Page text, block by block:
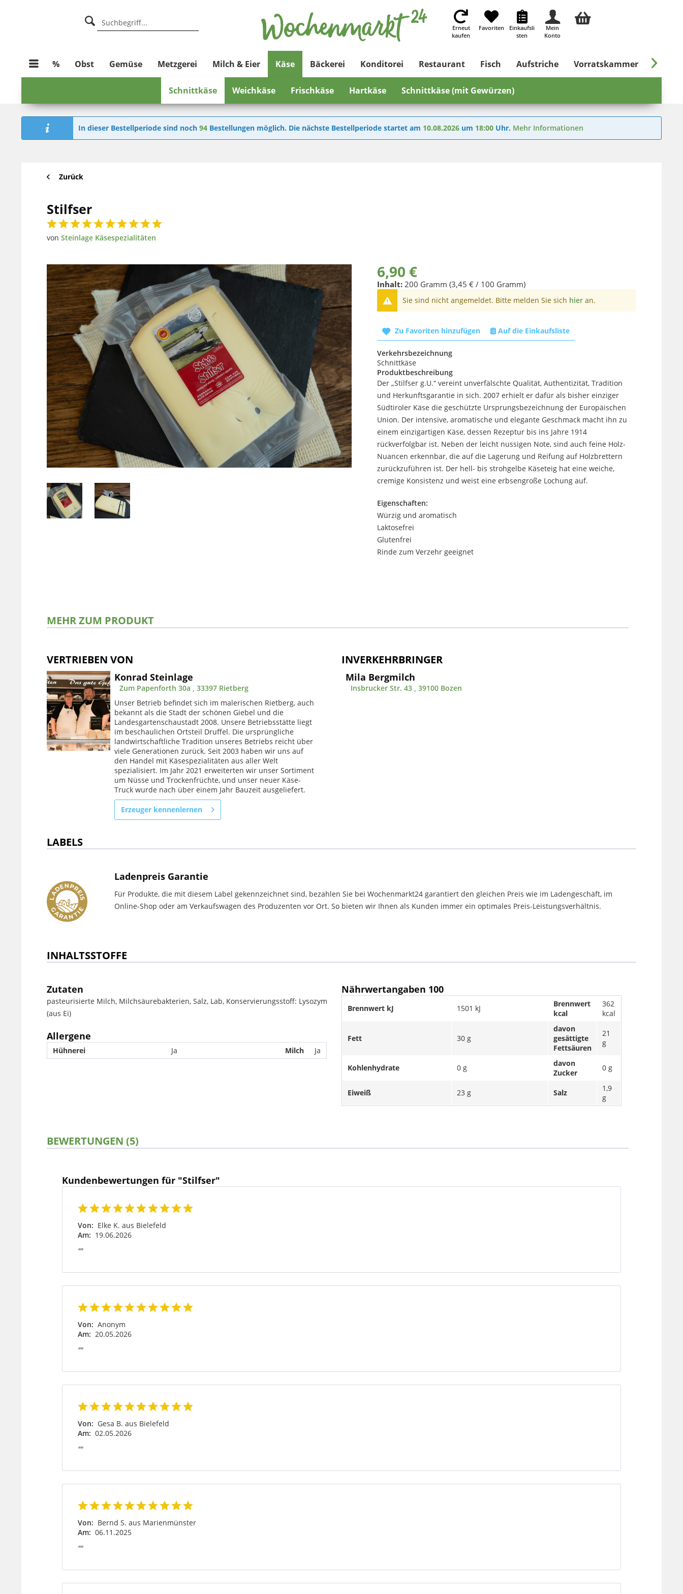
Erneut
kaufen
Favoriten
Einkaufsli
sten
Mein
Konto
% Obst Gemüse Metzgerei Milch & Eier Käse Bäckerei Konditorei Restaurant Fisch Aufstriche Vorratskammer Süßes
Schnittkäse Weichkäse Frischkäse Hartkäse Schnittkäse (mit Gewürzen)

In dieser Bestellperiode sind noch 94 Bestellungen möglich. Die nächste Bestellperiode startet am 10.08.2026 um 18:00 Uhr. Mehr Informationen
Zurück
Stilfser
von Steinlage Käsespezialitäten
6,90 €
Inhalt: 200 Gramm (3,45 € / 100 Gramm)
Sie sind nicht angemeldet. Bitte melden Sie sich hier an.
Zu Favoriten hinzufügen Auf die Einkaufsliste
Verkehrsbezeichnung
Schnittkäse
Produktbeschreibung
Der „Stilfser g.U.“ vereint unverfälschte Qualität, Authentizität, Tradition
und Herkunftsgarantie in sich. 2007 erhielt er dafür als bisher einziger
Südtiroler Käse die geschützte Ursprungsbezeichnung der Europäischen
Union. Der intensive, aromatische und elegante Geschmack macht ihn zu
einem einzigartigen Käse, dessen Rezeptur bis ins Jahre 1914
rückverfolgbar ist. Neben der leicht nussigen Note, sind auch feine Holz-
Nuancen erkennbar, die auf die Lagerung und Reifung auf Holzbrettern
zurückzuführen ist. Der hell- bis strohgelbe Käseteig hat eine weiche,
cremige Konsistenz und weist eine erbsengroße Lochung auf.
Eigenschaften:
Würzig und aromatisch
Laktosefrei
Glutenfrei
Rinde zum Verzehr geeignet
MEHR ZUM PRODUKT
VERTRIEBEN VON
Konrad Steinlage
Zum Papenforth 30a , 33397 Rietberg
Unser Betrieb befindet sich im malerischen Rietberg, auch
bekannt als die Stadt der schönen Giebel und die
Landesgartenschaustadt 2008. Unsere Betriebsstätte liegt
im beschaulichen Ortsteil Druffel. Die ursprüngliche
landwirtschaftliche Tradition unseres Betriebs reicht über
viele Generationen zurück. Seit 2003 haben wir uns auf
den Handel mit Käsespezialitäten aus aller Welt
spezialisiert. Im Jahr 2021 erweiterten wir unser Sortiment
um Nüsse und Trockenfrüchte, und unser neuer Käse-
Truck wurde nach über einem Jahr Bauzeit ausgeliefert.
Erzeuger kennenlernen
INVERKEHRBRINGER
Mila Bergmilch
Insbrucker Str. 43 , 39100 Bozen
LABELS
Ladenpreis Garantie
Für Produkte, die mit diesem Label gekennzeichnet sind, bezahlen Sie bei Wochenmarkt24 garantiert den gleichen Preis wie im Ladengeschäft, im
Online-Shop oder am Verkaufswagen des Produzenten vor Ort. So bieten wir Ihnen als Kunden immer ein optimales Preis-Leistungsverhältnis.
INHALTSSTOFFE
Zutaten
pasteurisierte Milch, Milchsäurebakterien, Salz, Lab, Konservierungsstoff: Lysozym
(aus Ei)
Allergene
Hühnerei Ja Milch Ja
Nährwertangaben 100
Brennwert kJ 1501 kJ
Brennwert
kcal
362
kcal
Fett 30 g
davon
gesättigte
Fettsäuren
21
g
Kohlenhydrate 0 g
davon
Zucker
0 g
Eiweiß 23 g Salz
1,9
g
BEWERTUNGEN (5)
Kundenbewertungen für "Stilfser"
Von: Elke K. aus Bielefeld
Am: 19.06.2026
""
Von: Anonym
Am: 20.05.2026
""
Von: Gesa B. aus Bielefeld
Am: 02.05.2026
""
Von: Bernd S. aus Marienmünster
Am: 06.11.2025
""